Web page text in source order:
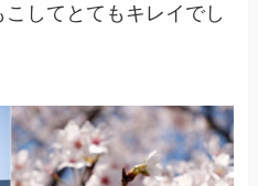
してとてもキレイでし